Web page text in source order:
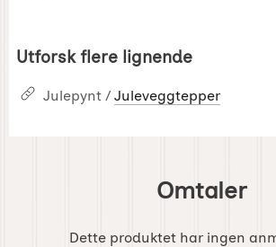
Utforsk flere lignende
Julepynt / Juleveggtepper
Omtaler
Dette produktet har ingen